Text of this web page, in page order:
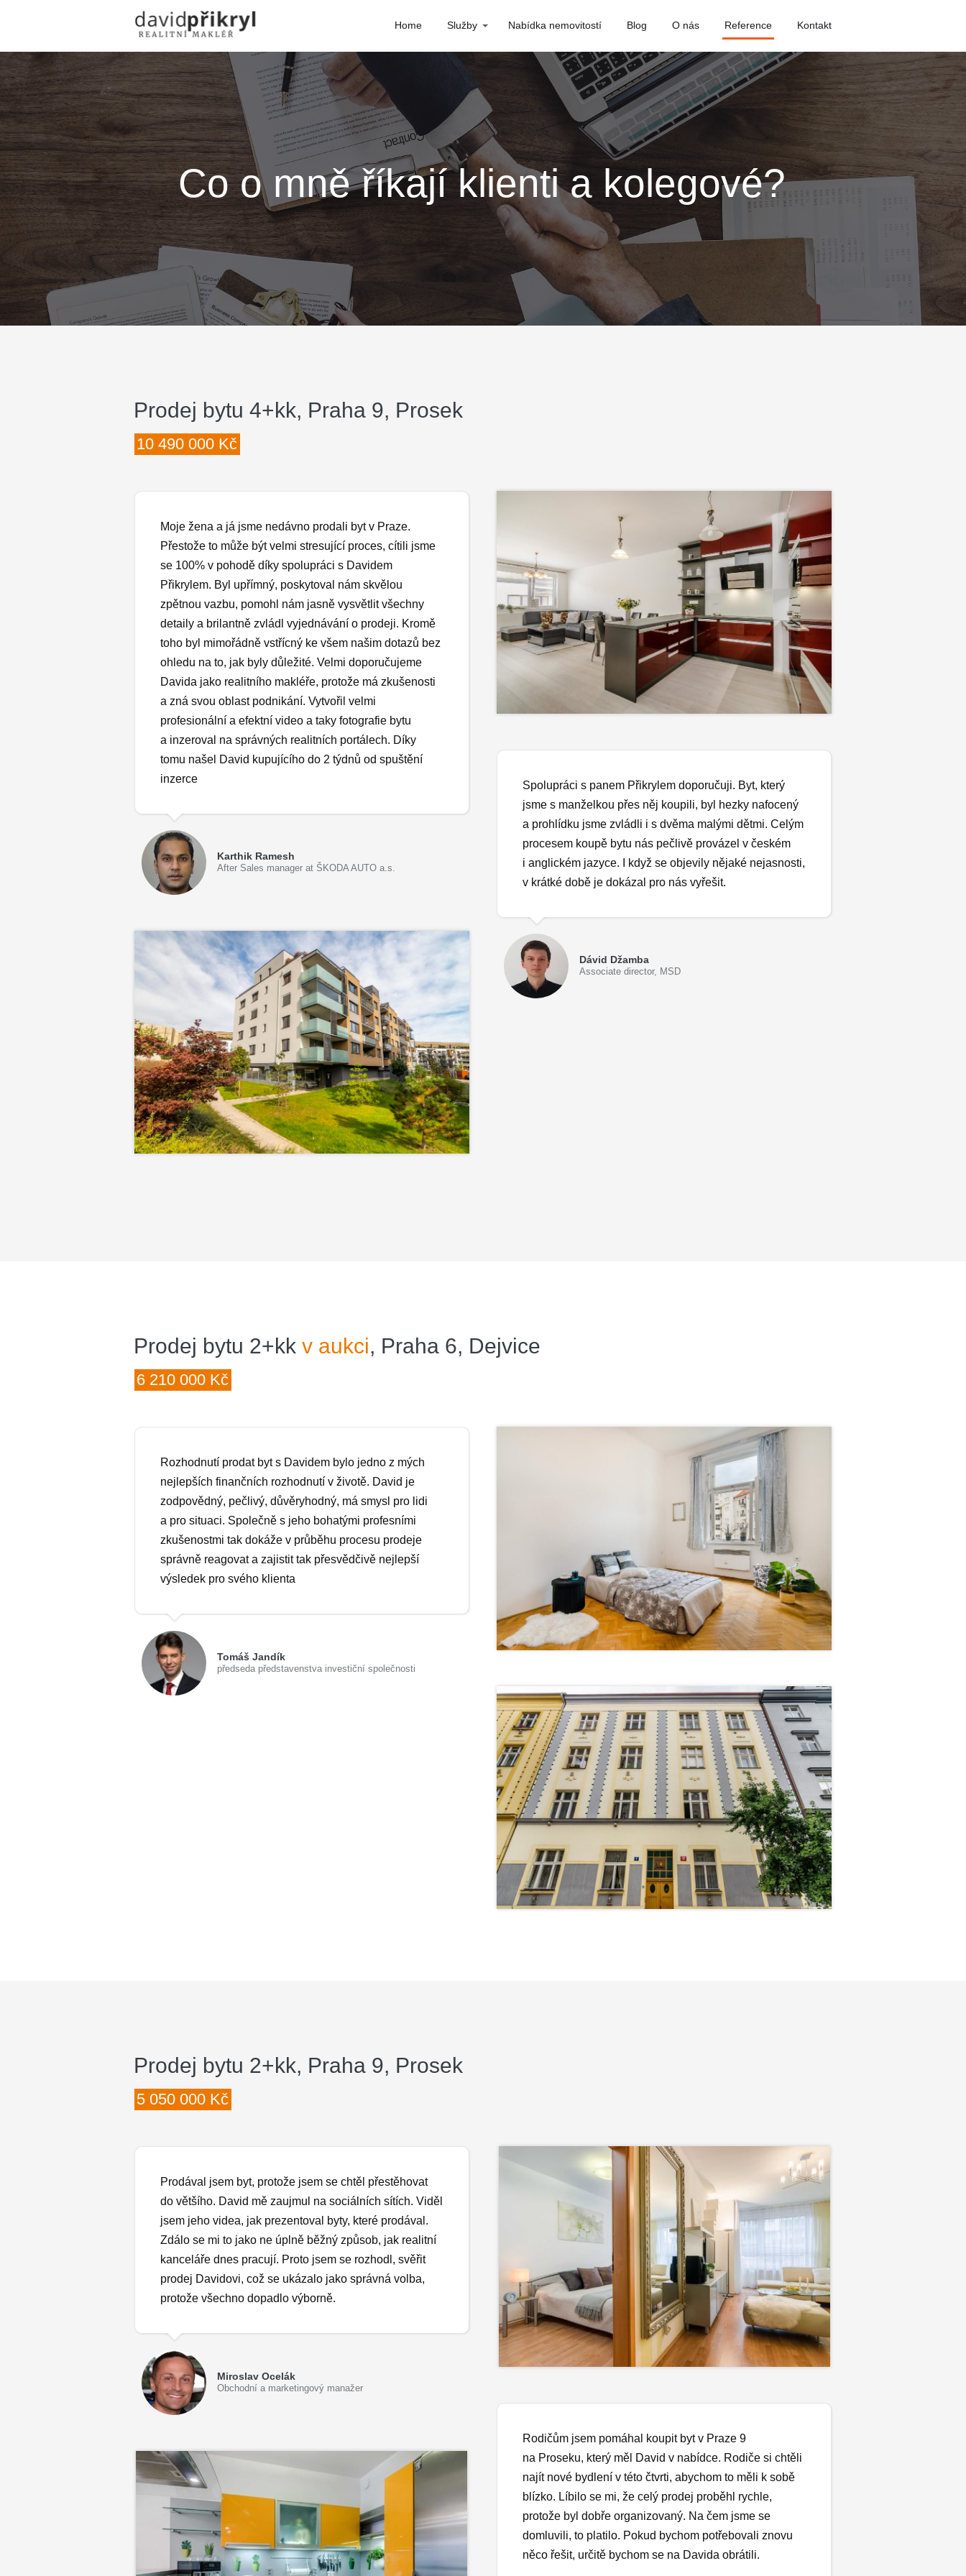
Home Služby Nabídka nemovitostí Blog O nás Reference Kontakt
Co o mně říkají klienti a kolegové?
Prodej bytu 4+kk, Praha 9, Prosek
10 490 000 Kč
Moje žena a já jsme nedávno prodali byt v Praze.
Přestože to může být velmi stresující proces, cítili jsme
se 100% v pohodě díky spolupráci s Davidem
Přikrylem. Byl upřímný, poskytoval nám skvělou
zpětnou vazbu, pomohl nám jasně vysvětlit všechny
detaily a brilantně zvládl vyjednávání o prodeji. Kromě
toho byl mimořádně vstřícný ke všem našim dotazů bez
ohledu na to, jak byly důležité. Velmi doporučujeme
Davida jako realitního makléře, protože má zkušenosti
a zná svou oblast podnikání. Vytvořil velmi
profesionální a efektní video a taky fotografie bytu
a inzeroval na správných realitních portálech. Díky
tomu našel David kupujícího do 2 týdnů od spuštění
inzerce
Karthik Ramesh
After Sales manager at ŠKODA AUTO a.s.
Spolupráci s panem Přikrylem doporučuji. Byt, který
jsme s manželkou přes něj koupili, byl hezky nafocený
a prohlídku jsme zvládli i s dvěma malými dětmi. Celým
procesem koupě bytu nás pečlivě provázel v českém
i anglickém jazyce. I když se objevily nějaké nejasnosti,
v krátké době je dokázal pro nás vyřešit.
Dávid Džamba
Associate director, MSD
Prodej bytu 2+kk v aukci, Praha 6, Dejvice
6 210 000 Kč
Rozhodnutí prodat byt s Davidem bylo jedno z mých
nejlepších finančních rozhodnutí v životě. David je
zodpovědný, pečlivý, důvěryhodný, má smysl pro lidi
a pro situaci. Společně s jeho bohatými profesními
zkušenostmi tak dokáže v průběhu procesu prodeje
správně reagovat a zajistit tak přesvědčivě nejlepší
výsledek pro svého klienta
Tomáš Jandík
předseda představenstva investiční společnosti
Prodej bytu 2+kk, Praha 9, Prosek
5 050 000 Kč
Prodával jsem byt, protože jsem se chtěl přestěhovat
do většího. David mě zaujmul na sociálních sítích. Viděl
jsem jeho videa, jak prezentoval byty, které prodával.
Zdálo se mi to jako ne úplně běžný způsob, jak realitní
kanceláře dnes pracují. Proto jsem se rozhodl, svěřit
prodej Davidovi, což se ukázalo jako správná volba,
protože všechno dopadlo výborně.
Miroslav Ocelák
Obchodní a marketingový manažer
Rodičům jsem pomáhal koupit byt v Praze 9
na Proseku, který měl David v nabídce. Rodiče si chtěli
najít nové bydlení v této čtvrti, abychom to měli k sobě
blízko. Líbilo se mi, že celý prodej proběhl rychle,
protože byl dobře organizovaný. Na čem jsme se
domluvili, to platilo. Pokud bychom potřebovali znovu
něco řešit, určitě bychom se na Davida obrátili.